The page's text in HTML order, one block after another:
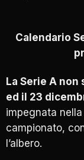
Calendario
La Serie A
ed il 23
impegnata
campionato,
l’albero.